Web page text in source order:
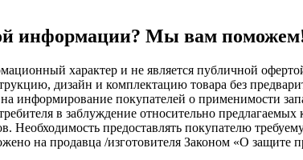
информации? Мы вам
характер и не является публичной
дизайн и комплектацию товара без
информирование покупателей о применимости
в заблуждение относительно
Необходимость предоставлять покупателю
на продавца /изготовителя Законом «О защите